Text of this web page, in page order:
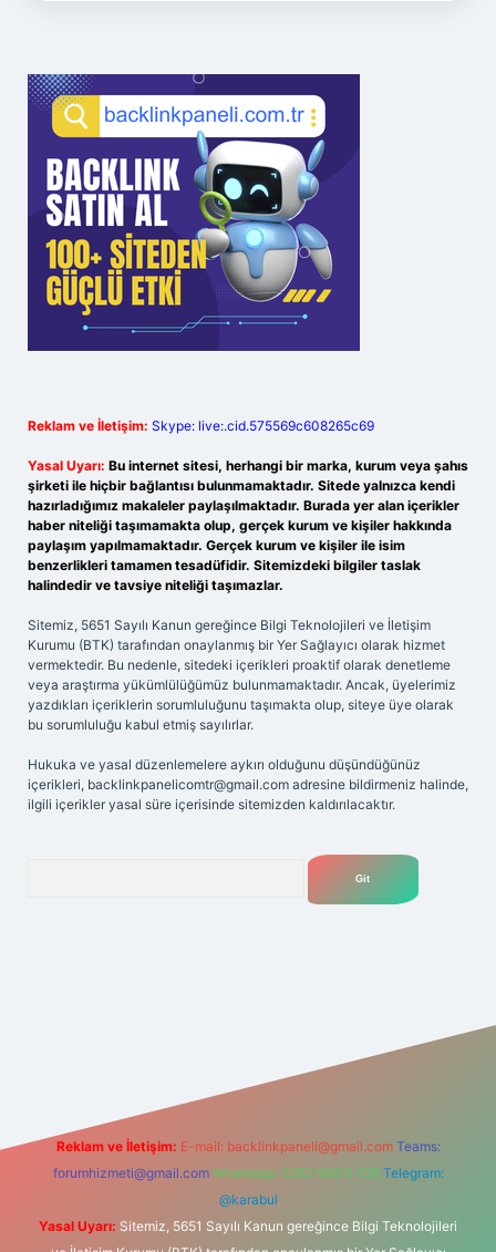
Reklam ve İletişim: Skype: live:.cid.575569c608265c69
Yasal Uyarı: Bu internet sitesi, herhangi bir marka, kurum veya şahıs
şirketi ile hiçbir bağlantısı bulunmamaktadır. Sitede yalnızca kendi
hazırladığımız makaleler paylaşılmaktadır. Burada yer alan içerikler
haber niteliği taşımamakta olup, gerçek kurum ve kişiler hakkında
paylaşım yapılmamaktadır. Gerçek kurum ve kişiler ile isim
benzerlikleri tamamen tesadüfidir. Sitemizdeki bilgiler taslak
halindedir ve tavsiye niteliği taşımazlar.
Sitemiz, 5651 Sayılı Kanun gereğince Bilgi Teknolojileri ve İletişim
Kurumu (BTK) tarafından onaylanmış bir Yer Sağlayıcı olarak hizmet
vermektedir. Bu nedenle, sitedeki içerikleri proaktif olarak denetleme
veya araştırma yükümlülüğümüz bulunmamaktadır. Ancak, üyelerimiz
yazdıkları içeriklerin sorumluluğunu taşımakta olup, siteye üye olarak
bu sorumluluğu kabul etmiş sayılırlar.
Hukuka ve yasal düzenlemelere aykırı olduğunu düşündüğünüz
içerikleri, backlinkpanelicomtr@gmail.com adresine bildirmeniz halinde,
ilgili içerikler yasal süre içerisinde sitemizden kaldırılacaktır.
Reklam ve İletişim: E-mail: backlinkpaneli@gmail.com Teams:
forumhizmeti@gmail.com Whatsapp: 0262 606 0 726 Telegram:
@karabul
Yasal Uyarı: Sitemiz, 5651 Sayılı Kanun gereğince Bilgi Teknolojileri